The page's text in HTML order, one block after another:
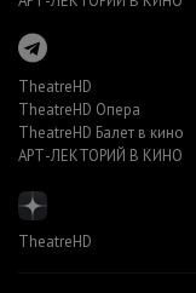
TheatreHD
TheatreHD Опера
TheatreHD Балет в кино
АРТ-ЛЕКТОРИЙ В КИНО
TheatreHD